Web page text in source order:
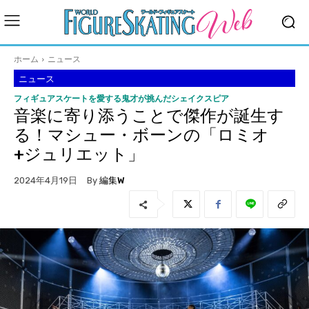
ホーム ニュース
ニュース
フィギュアスケートを愛する鬼才が挑んだシェイクスピア
音楽に寄り添うことで傑作が誕生す
る！マシュー・ボーンの「ロミオ
+ジュリエット」
2024年4月19日 By 編集W